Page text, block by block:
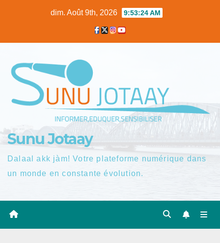
dim. Août 9th, 2026 9:53:25 AM
Sunu Jotaay
Dalaal akk jàm! Votre plateforme numérique dans
un monde en constante évolution.